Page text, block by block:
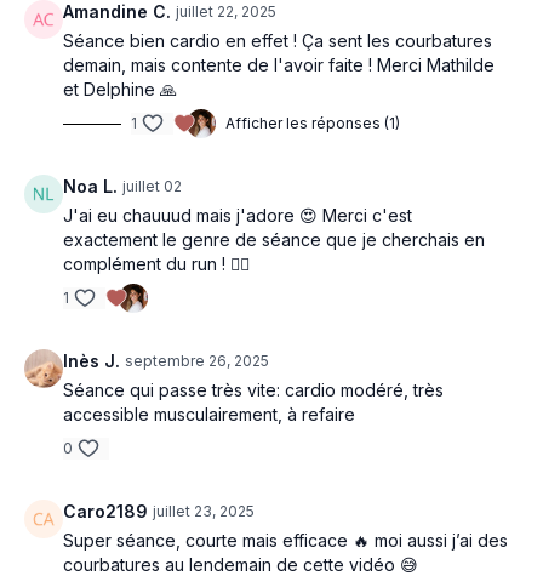
Amandine C. juillet 22, 2025
Séance bien cardio en effet ! Ça sent les courbatures
demain, mais contente de l'avoir faite ! Merci Mathilde
et Delphine 🙏
1 Afficher les réponses (1)
Noa L. juillet 02
J'ai eu chauuud mais j'adore 😍 Merci c'est
exactement le genre de séance que je cherchais en
complément du run ! ❤️‍🔥
1
Inès J. septembre 26, 2025
Séance qui passe très vite: cardio modéré, très
accessible musculairement, à refaire
0
Caro2189 juillet 23, 2025
Super séance, courte mais efficace 🔥 moi aussi j’ai des
courbatures au lendemain de cette vidéo 😅